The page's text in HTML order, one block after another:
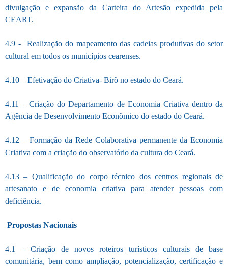
divulgação e expansão da Carteira do Artesão expedida pela
CEART.
4.9 - Realização do mapeamento das cadeias produtivas do setor
cultural em todos os municípios cearenses.
4.10 – Efetivação do Criativa- Birô no estado do Ceará.
4.11 – Criação do Departamento de Economia Criativa dentro da
Agência de Desenvolvimento Econômico do estado do Ceará.
4.12 – Formação da Rede Colaborativa permanente da Economia
Criativa com a criação do observatório da cultura do Ceará.
4.13 – Qualificação do corpo técnico dos centros regionais de
artesanato e de economia criativa para atender pessoas com
deficiência.
Propostas Nacionais
4.1 – Criação de novos roteiros turísticos culturais de base
comunitária, bem como ampliação, potencialização, certificação e